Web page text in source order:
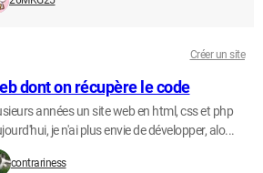
Créer un site
dont on récupère le code
années un site web en html, css et php
je n'ai plus envie de développer, alo...
contrariness